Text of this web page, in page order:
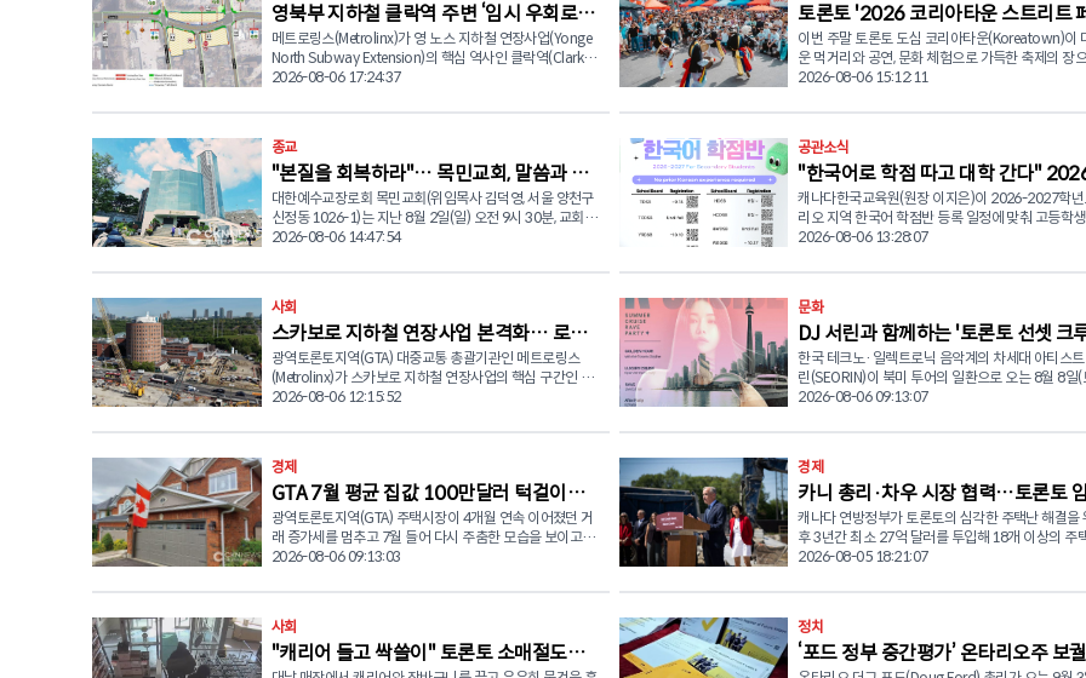
영북부 지하철 클락역 주변 ‘임시 우회로’
전환… “영 스트리트 바뀐다”
메트로링스(Metrolinx)가 영 노스 지하철 연장사업(Yonge
North Subway Extension)의 핵심 역사인 클락역(Clark
Station) 건설을 위해 영 스트리트(Yonge Street) 일부 구간
도착에 앞서 공간을 확보하기 위해 글렌 캐머런 로드(Glen
Cameron Rd.)에서 클락 애비뉴(Clark Ave.) 직후 구간까
지 기존 영 스트리트 구간을 새로 마련된 동쪽 임시 우회로
로 전환한다. 해당 구간은 과거 한인동포들이 자주 찾던 마
이마이치킨, 조선옥 식당, 페리카나치킨, 고노에 스시 등이
있던 상가 건물과 주차장 지역이다. 영 노스 지하철 연장사
업은 총 56억 캐나다달러가 투입되는 대형 교통 인프라 사
약 8킬로미터 연장해 모두 5개(스틸, 클락, 로얄오챨드, 브릿
는 지난주 터널굴착기(TBM)가 출발하는 발진구(Launch
Shaft) 굴착 공사를 완료하며 주요 공정의 첫 단계를 마무리
했다. 앞으로 터널굴착기는 약 6킬로미터 이상을 굴착하며
신규 역사 구간을 연결하게 된다. 메트로링스 측은 "클락역
터널 공사에 앞서 별도로 먼저 역사 구조물을 건설하기 위
해 영 스트리트 쏜힐지역 일부 도로를 임시로 우회하는 작
지할 수 있어 교통 혼잡을 줄이고 공사를 보다 안정적으로
진행할 수 있다"며 "공사가 끝나면 영 스트리트는 기존 위치
로 다시 복구될 예정"이라고 밝혔다. 공사 기간 해당 구간의
제한 속도는 시속 40km로 하향 조정되며 광역버스(YRT,
VIVA, GO) 정류장 역시 임시 이전되어 운영된다 © 2026
CANADA KOREAN NETWORK NEWS (CKN뉴스)
2026-08-06 17:24:37
토론토 '2026 코리아타운 스트리트
티벌' 개최
이번 주말 토론토 도심 코리아타운(Koreatown)이
운 먹거리와 공연, 문화 체험으로 가득한 축제의 장
신한다. 오는 8월 8일(토) 오후 1시부터 8시까지 블루어 스
Ave.) 일대에서 '한인타운 스트리트 페스티벌
Street Festival)'이 개최된다. 이번 행사는 토론토에서 가장
활기찬 지역 중 하나인 한인타운의 풍경과 소리, 맛
리에서 경험할 수 있는 다채로운 프로그램으로 꾸
이다. ■ 한국 전통 국악부터 현대 시티팝까지 다채로운 공
연 방문객들은 다양한 한국 음식을 맛보는 것은 물론, 현장
인터랙티브 활동과 라이브 공연을 통해 한국 문화
(KTMAC)가 참여해 소리와 무용, 사물놀이 등 한국
(Next Perfect Day)'가 시티팝 음악을 현대적 감각
석한 무대를 선보이며 축제 분위기를 한층 돋울 예
■ 대중교통 이용 권장... 지역 상권 활성화 기대 공연 외에
도 지역 소상공인들이 참여하는 마케팅 행사와 문
램, 가족 단위 방문객을 위한 다양한 체험 활동이 오
펼쳐진다. 세부 프로그램 일정은 한인타운 비즈니
되는 만큼 자가용보다는 대중교통 이용을 권장했다. 이번
행사 입장료는 무료이며 TTC 배서스트(Bathurst)
크리스티(Christie)역에서 하차하여 도보로 행사장
하는 것이 좋다. © 2026 CANADA KOREAN NETWORK
NEWS (CKN뉴스)
2026-08-06 15:12:11
종교
"본질을 회복하라"… 목민교회, 말씀과 나
눔으로 드린 주일예배
대한예수교장로회 목민교회(위임목사 김덕영, 서울 양천구
신정동 1026-1)는 지난 8월 2일(일) 오전 9시 30분, 교회 본
당에서 주일 2부 예배를 드리며 신앙의 본질을 되새기고, 베
이날 예배는 박광남 장로의 대표기도로 시작됐으며, 예루살
렘 찬양대가 '사랑합니다 나의 하나님' 을 찬양하며 예배의
은혜를 더했다. 이어 김덕영 위임목사는 누가복음 5장
27~39절 말씀을 본문으로 '본질을 추구하는 신앙' 이라는
제목의 설교를 전했다. 김 목사는 신앙생활 속에서 형식에
머무르거나 영적 성장이 멈추는 모습을 경계해야 한다며, 하
나님께서 원하시는 신앙의 본질을 회복해야 한다고 강조했
께서 세리 레위를 먼저 찾아가 부르셨던 것처럼 주님은 죄
님의 은혜를 기억해야 한다고 말했다. 둘째, 레위가 예수님
의 부르심에 즉시 순종해 삶을 변화시켰던 것처럼 성도들도
자신의 삶을 예수 그리스도를 위해 결단하는 믿음의 자세를
가져야 한다고 당부했다. 셋째, 예수께서 말씀하신 '새 포도
주는 새 부대에' 라는 비유를 통해 낡은 신앙의 틀과 습관을
내려놓고 하나님의 말씀을 받아들일 수 있는 새로운 마음을
특별헌금도 진행했다. 교회는 '섬김으로 하나님 사랑, 나눔
으로 이웃 사랑' 이라는 공동체의 핵심 가치를 실천하기 위
해 피해 복구와 긴급구호를 위한 성금을 모금했으며, 성도들
2026-08-06 14:47:54
공관소식
"한국어로 학점 따고 대학 간다"
2027 한국어 학점반 모집
캐나다한국교육원(원장 이지은)이 2026-2027학
리오 지역 한국어 학점반 등록 일정에 맞춰 고등학
부모들의 적극적인 관심과 참여를 당부했다. 한국어는 온타
생들은 한국어와 한국문화를 배우며 고등학교 졸업
한 학점을 취득할 수 있다. 특히 12학년 한국어 과정
(LKKDU)은 대학 지원 시 활용할 수 있는 대학 입학
(University Level, U) 과목으로 인정되어, 한국어에
동포 학생들에게 입시 전략상 유리한 선택과목이 될
다. 다만 대학 및 전공별 반영 기준은 개별 확인이 필
이번 한국어 학점반은 온타리오 지역 주요 교육청
지도교사(Guidance Counselor)와의 상담을 통해
학점반 수강생들을 위해 한국 문화 체험 활동을 지
우수 학생을 대상으로 한국어능력시험(TOPIK) 응
및 2027년 코리아데이 한국어말하기대회 개최 등
프로그램도 함께 추진할 예정이다. 캐나다한국교육원은 한
국어 학점반 학생들을 위해 다양한 지원 프로그램도
운영한다. 한국문화 체험 프로그램을 비롯해 우수
는 다양한 기회를 제공할 계획이다. 또한 캐나다한국교육원
은 캐나다한인교육자협회(KCEN, 회장 김지은)와
'현직 고교 교장 및 교사가 들려주는 슬기로운 고교
2026-08-06 13:28:07
사회
스카보로 지하철 연장사업 본격화… 로렌
스·맥콴역 공사 착공
광역토론토지역(GTA) 대중교통 총괄기관인 메트로링스
(Metrolinx)가 스카보로 지하철 연장사업의 핵심 구간인 로
렌스 앤 맥콴역(Lawrence and McCowan station) 건설
을 발표한 데 이어, 메트로링스는 공사가 본격화됨에 따라
현장 최신 진행 상황과 조감도를 공개했다. 스카보로 지하
철 연장사업은 폐선된 스카보로 RT(Scarborough RT) 를
대체하는 사업으로, 토론토 지하철 2호선을 기존 케네디역
에서 북쪽으로 7.8킬로미터 연장하는 프로젝트다. 총 사업
비는 100억 캐나다달러 이상이 투입되는 온타리오주의 대
표적인 대형 교통사업 가운데 하나다. 신설되는 로렌스-맥
승객이 이용할 것으로 전망된다. 2019년 기준 평균 출퇴근
역과 비교해 지역 맞춤형 규모로 건설된다. 해당 역사는 지
역 주민들의 교통 편의를 높일 뿐만 아니라 스카보로 헬스
네트워크 종합병원 등 인근 약 3,500개의 일자리 접근성을
2026-08-06 12:15:52
문화
DJ 서린과 함께하는 '토론토 선셋 크
레이브 파티'
한국 테크노·일렉트로닉 음악계의 차세대 아티스
린(SEORIN)이 북미 투어의 일환으로 오는 8월 8일(
론토를 찾아 온타리오 호수 위에서 펼쳐지는 대규모
(North America Tour)'는 8월 7일 캘거리 공연을
토론토를 거쳐 8월 13일부터 15일까지 미국 뉴욕
지는 일정으로 진행된다. 토론토 공연은 FBS와 ESCape가
공동 주최하고 LEKA와 82Party가 협찬하는 '이클
루즈(ECLIPSE K-CRUISE) 선셋 크루즈 레이브 파
련된다. 행사는 8월 8일(토) 오후 6시부터 11시까지 토론토
하버프론트 양키 레이디 III(YANKEE LADY III, 259
셔리 크루즈 위에서 진행되는 오픈에어(Open-Air)
브 DJ 공연을 즐길 수 있는 것이 가장 큰 특징이다. 주최 측
은 공연 참가자들에게 가벼운 다과를 제공하며, 한
호수 위에서 한국 일렉트로닉 음악과 함께 색다른
2026-08-06 09:13:07
경제
GTA 7월 평균 집값 100만달러 턱걸이…
거래 꺾이고 매물도 증발
광역토론토지역(GTA) 주택시장이 4개월 연속 이어졌던 거
래 증가세를 멈추고 7월 들어 다시 주춤한 모습을 보이고 있
다. 토론토지역부동산위원회(TRREB)가 발표한 7월 시장
로 지난해 같은 기간보다 0.9% 감소했다. 다만 계절적 요인
을 반영한 기준으로는 6월보다 3.2% 증가한 것으로 집계됐
다. 7월 평균 거래가격은 100만3,956 달러로 지난해 같은
기간보다 4.5% 하락했으며 일반적인 주택 가격 흐름을 보
여주는 기준가격 역시 4.6% 낮아졌다. 시장에 새롭게 나온
2026-08-06 09:13:03
경제
카니 총리·차우 시장 협력…토론토
택 5,600세대 공급 발표
캐나다 연방정부가 토론토의 심각한 주택난 해결을
후 3년간 최소 27억 달러를 투입해 18개 이상의 주
사업을 추진한다. 마크 카니(Mark Carney) 연방 총리는 5일
회견을 열고 대규모 주택 공급 계획을 발표했다. 이번 투자
로 5,600가구 이상의 신규 임대주택이 공급될 예정
가운데 최소 1,800가구는 저렴한 임대주택
Housing) 또는 임대료 규제(Rent-Control)가 적용
택으로 조성된다. 카니 총리는 "올해 말까지 약 4,500가구
2026-08-05 18:21:07
사회
"캐리어 들고 싹쓸이" 토론토 소매절도
정치
‘포드 정부 중간평가’ 온타리오주 보